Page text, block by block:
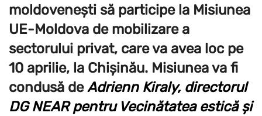
moldovenești să participe la Misiunea
UE-Moldova de mobilizare a
sectorului privat, care va avea loc pe
10 aprilie, la Chișinău. Misiunea va fi
condusă deAdrienn Kiraly, directorul
DG NEAR pentru Vecinătatea estică și